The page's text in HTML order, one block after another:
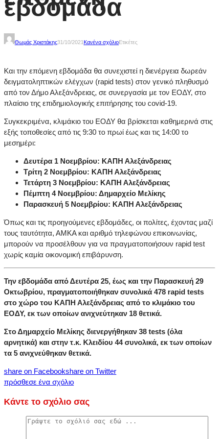
εβδομάδα
Θωμάς Χριστάκης31/10/2021 Κανένα σχόλιοΕτικέτες
Kαι την επόμενη εβδομάδα θα συνεχιστεί η διενέργεια δωρεάν
δειγματοληπτικών ελέγχων (rapid tests) στον γενικό πληθυσμό
από τον Δήμο Αλεξάνδρειας, σε συνεργασία με τον ΕΟΔΥ, στο
πλαίσιο της επιδημιολογικής επιτήρησης του covid-19.
Συγκεκριμένα, κλιμάκιο του ΕΟΔΥ θα βρίσκεται καθημερινά στις
εξής τοποθεσίες από τις 9:30 το πρωί έως και τις 14:00 το
μεσημέρι:
Δευτέρα 1 Νοεμβρίου: ΚΑΠΗ Αλεξάνδρειας
Τρίτη 2 Νοεμβρίου: ΚΑΠΗ Αλεξάνδρειας
Τετάρτη 3 Νοεμβρίου: ΚΑΠΗ Αλεξάνδρειας
Πέμπτη 4 Νοεμβρίου: Δημαρχείο Μελίκης
Παρασκευή 5 Νοεμβρίου: ΚΑΠΗ Αλεξάνδρειας
Όπως και τις προηγούμενες εβδομάδες, οι πολίτες, έχοντας μαζί
τους ταυτότητα, ΑΜΚΑ και αριθμό τηλεφώνου επικοινωνίας,
μπορούν να προσέλθουν για να πραγματοποιήσουν rapid test
χωρίς καμία οικονομική επιβάρυνση.
Την εβδομάδα από Δευτέρα 25, έως και την Παρασκευή 29
Οκτωβρίου, πραγματοποιήθηκαν συνολικά 478 rapid tests
στο χώρο του ΚΑΠΗ Αλεξάνδρειας από το κλιμάκιο του
ΕΟΔΥ, εκ των οποίων ανιχνεύτηκαν 18 θετικά.
Στο Δημαρχείο Μελίκης διενεργήθηκαν 38 tests (όλα
αρνητικά) και στην τ.κ. Κλειδίου 44 συνολικά, εκ των οποίων
τα 5 ανιχνεύθηκαν θετικά.
share on Facebookshare on Twitter
πρόσθεσε ένα σχόλιο
Κάντε το σχόλιο σας